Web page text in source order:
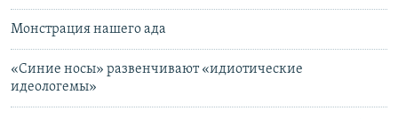
Монстрация нашего ада
«Синие носы» развенчивают «идиотические
идеологемы»